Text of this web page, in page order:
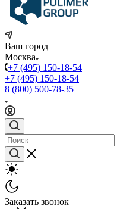
Ваш город
Москва
+7 (495) 150-18-54
+7 (495) 150-18-54
8 (800) 500-78-35
Заказать звонок